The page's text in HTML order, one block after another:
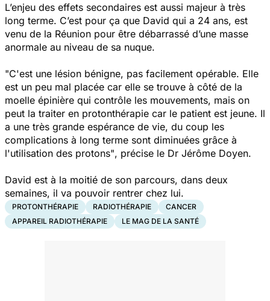
L’enjeu des effets secondaires est aussi majeur à très
long terme. C’est pour ça que David qui a 24 ans, est
venu de la Réunion pour être débarrassé d’une masse
anormale au niveau de sa nuque.
"C'est une lésion bénigne, pas facilement opérable. Elle
est un peu mal placée car elle se trouve à côté de la
moelle épinière qui contrôle les mouvements, mais on
peut la traiter en protonthérapie car le patient est jeune. Il
a une très grande espérance de vie, du coup les
complications à long terme sont diminuées grâce à
l'utilisation des protons", précise le Dr Jérôme Doyen.
David est à la moitié de son parcours, dans deux
semaines, il va pouvoir rentrer chez lui.
PROTONTHÉRAPIE RADIOTHÉRAPIE
CANCER
APPAREIL RADIOTHÉRAPIE
LE MAG DE LA SANTÉ